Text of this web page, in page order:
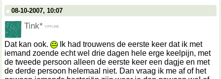
08-10-2007, 10:07
Tink*
Dat kan ook.
Ik had trouwens de eerste keer dat ik met
iemand zoende echt wel drie dagen hele erge keelpijn, met
de tweede persoon alleen de eerste keer een dagje en met
de derde persoon helemaal niet. Dan vraag ik me af of het